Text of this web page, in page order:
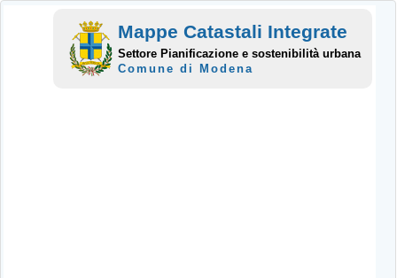
Mappe Catastali Integrate
Settore Pianificazione e sostenibilità urbana
Comune di Modena